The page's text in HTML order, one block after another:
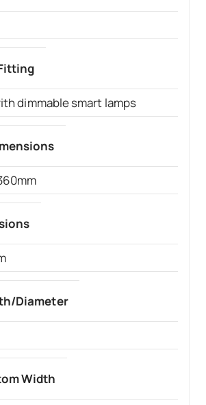
dimmable smart lamps
Diameter
Width